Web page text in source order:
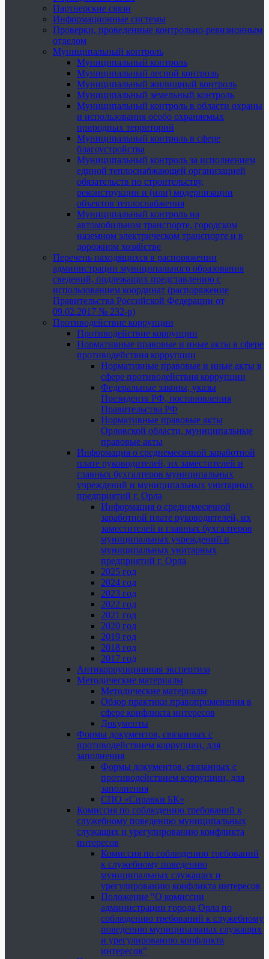
Партнерские связи
Информационные системы
Проверки, проведенные контрольно-ревизионным
отделом
Муниципальный контроль
Муниципальный контроль
Муниципальный лесной контроль
Муниципальный жилищный контроль
Муниципальный земельный контроль
Муниципальный контроль в области охраны
и использования особо охраняемых
природных территорий
Муниципальный контроль в сфере
благоустройства
Муниципальный контроль за исполнением
единой теплоснабжающей организацией
обязательств по строительству,
реконструкции и (или) модернизации
объектов теплоснабжения
Муниципальный контроль на
автомобильном транспорте, городском
наземном электрическом транспорте и в
дорожном хозяйстве
Перечень находящихся в распоряжении
администрации муниципального образования
сведений, подлежащих представлению с
использованием координат (распоряжение
Правительства Российской Федерации от
09.02.2017 № 232-р)
Противодействие коррупции
Противодействие коррупции
Нормативные правовые и иные акты в сфере
противодействия коррупции
Нормативные правовые и иные акты в
сфере противодействия коррупции
Федеральные законы, указы
Президента РФ, постановления
Правительства РФ
Нормативные правовые акты
Орловской области, муниципальные
правовые акты
Информация о среднемесячной заработной
плате руководителей, их заместителей и
главных бухгалтеров муниципальных
учреждений и муниципальных унитарных
предприятий г. Орла
Информация о среднемесячной
заработной плате руководителей, их
заместителей и главных бухгалтеров
муниципальных учреждений и
муниципальных унитарных
предприятий г. Орла
2025 год
2024 год
2023 год
2022 год
2021 год
2020 год
2019 год
2018 год
2017 год
Антикоррупционная экспертиза
Методические материалы
Методические материалы
Обзор практики правоприменения в
сфере конфликта интересов
Документы
Формы документов, связанных с
противодействием коррупции, для
заполнения
Формы документов, связанных с
противодействием коррупции, для
заполнения
СПО «Справки БК»
Комиссия по соблюдению требований к
служебному поведению муниципальных
служащих и урегулированию конфликта
интересов
Комиссия по соблюдению требований
к служебному поведению
муниципальных служащих и
урегулированию конфликта интересов
Положение "О комиссии
администрации города Орла по
соблюдению требований к служебному
поведению муниципальных служащих
и урегулированию конфликта
интересов"